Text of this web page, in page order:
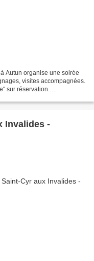
Autun organise une soirée
visites accompagnées.
sur réservation.
Invalides -